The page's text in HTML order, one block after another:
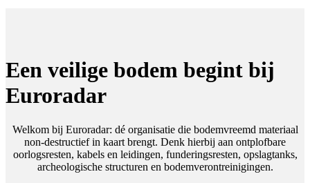
Een veilige bodem begint bij
Euroradar
Welkom bij Euroradar: dé organisatie die bodemvreemd materiaal
non-destructief in kaart brengt. Denk hierbij aan ontplofbare
oorlogsresten, kabels en leidingen, funderingsresten, opslagtanks,
archeologische structuren en bodemverontreinigingen.